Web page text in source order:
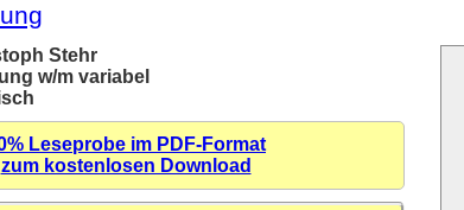
Stehr
w/m variabel
Leseprobe im PDF-Format
zum kostenlosen Download